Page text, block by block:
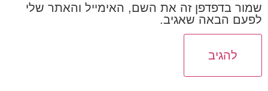
שמור בדפדפן זה את השם, האימייל והאתר שלי
לפעם הבאה שאגיב.